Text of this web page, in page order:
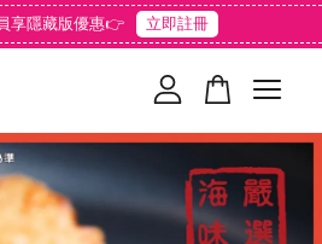
享隱藏版優惠👉 立即註冊
目前還是空的。
繼續購物